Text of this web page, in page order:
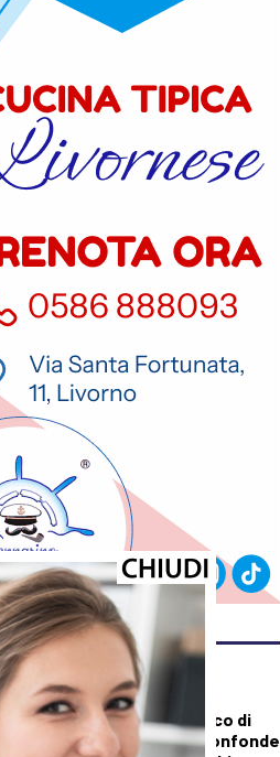
ARTICOLI
DALLA TOSCANA
Sanità, duro attacco di
Tomasi a Giani: “Confonde